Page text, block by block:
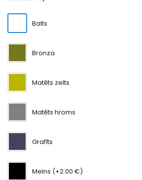
Balts
Bronza
Matēts zelts
Matēts hroms
Grafīts
Melns (+2.00 €)